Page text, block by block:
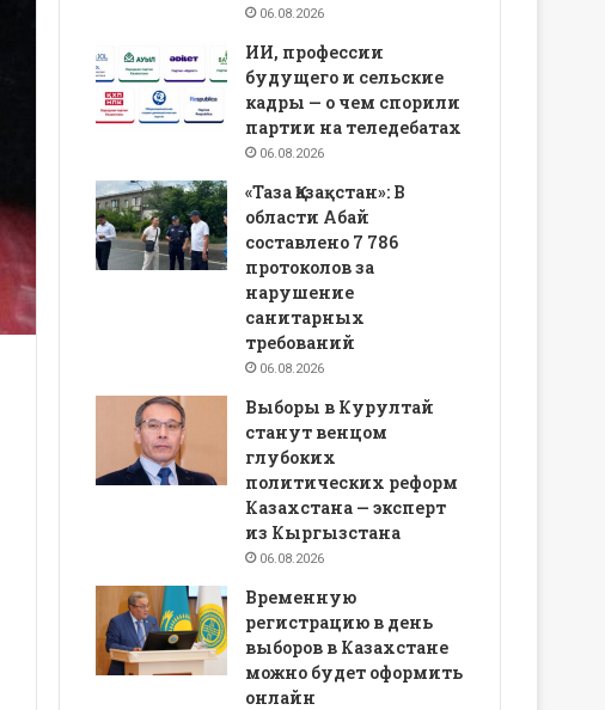
06.08.2026
ИИ, профессии
будущего и сельские
кадры — о чем спорили
партии на теледебатах
06.08.2026
«Таза Қазақстан»: В
области Абай
составлено 7 786
протоколов за
нарушение
санитарных
требований
06.08.2026
Выборы в Курултай
станут венцом
глубоких
политических реформ
Казахстана — эксперт
из Кыргызстана
06.08.2026
Временную
регистрацию в день
выборов в Казахстане
можно будет оформить
онлайн